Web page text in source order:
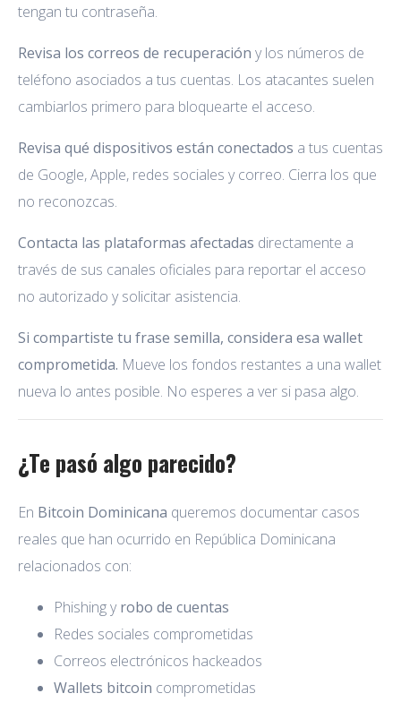
tengan tu contraseña.
Revisa los correos de recuperación y los números de
teléfono asociados a tus cuentas. Los atacantes suelen
cambiarlos primero para bloquearte el acceso.
Revisa qué dispositivos están conectados a tus cuentas
de Google, Apple, redes sociales y correo. Cierra los que
no reconozcas.
Contacta las plataformas afectadas directamente a
través de sus canales oficiales para reportar el acceso
no autorizado y solicitar asistencia.
Si compartiste tu frase semilla, considera esa wallet
comprometida. Mueve los fondos restantes a una wallet
nueva lo antes posible. No esperes a ver si pasa algo.
¿Te pasó algo parecido?
En Bitcoin Dominicana queremos documentar casos
reales que han ocurrido en República Dominicana
relacionados con:
Phishing yrobo de cuentas
Redes sociales comprometidas
Correos electrónicos hackeados
Wallets bitcoin comprometidas